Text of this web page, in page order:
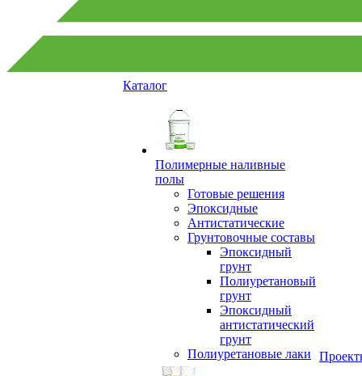
Каталог
Полимерные наливные
полы
Готовые решения
Эпоксидные
Антистатические
Грунтовочные составы
Эпоксидный
грунт
Полиуретановый
грунт
Эпоксидный
антистатический
грунт
Полиуретановые лаки